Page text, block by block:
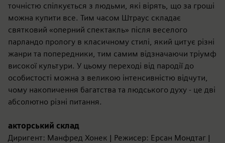
точністю спілкується з людьми, які вірять, що за гроші
можна купити все. Тим часом Штраус складає
святковий «оперний спектакль» після веселого
парландо прологу в класичному стилі, який цитує різні
жанри та попередники, тим самим відзначаючи тріумф
високої культури. У цьому переході від пародії до
особистості можна з великою інтенсивністю відчути,
чому накопичення багатства та людського духу - це дві
абсолютно різні питання.
акторський склад
Диригент: Манфред Хонек | Режисер: Ерсан Мондтаг |